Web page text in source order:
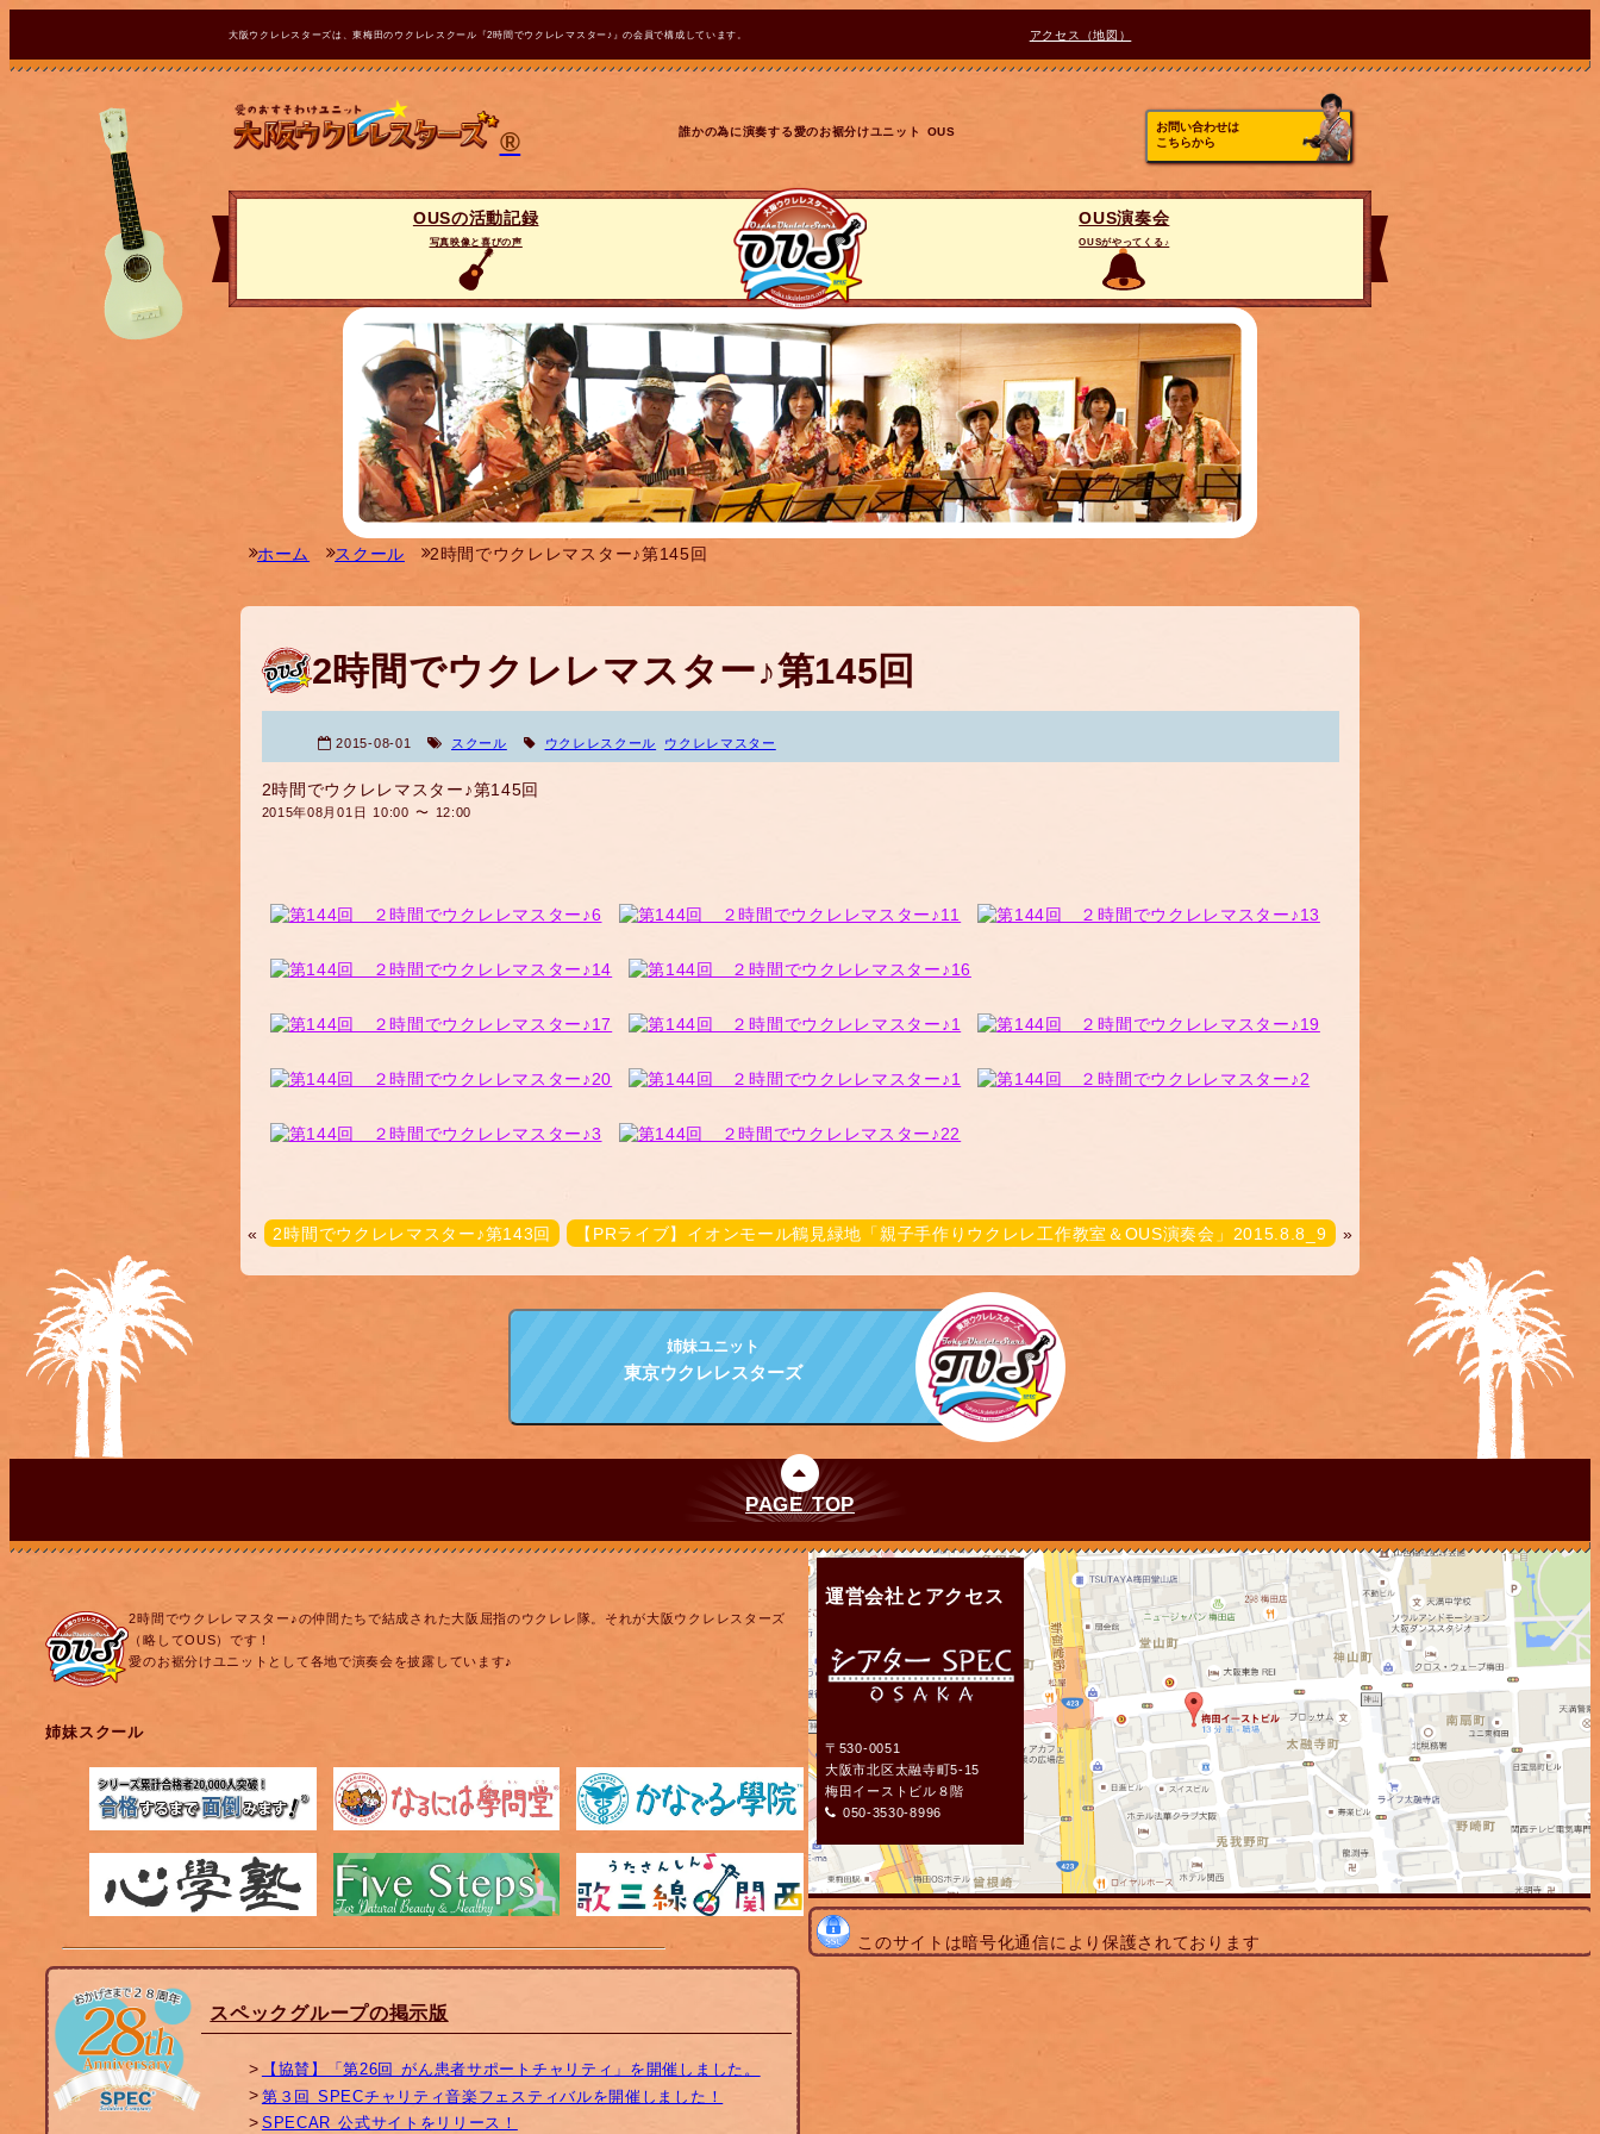
大阪ウクレレスターズは、東梅田のウクレレスクール『2時間でウクレレマスター♪』の会員で構成しています。 アクセス（地図）
® 誰かの為に演奏する愛のお裾分けユニット OUS
お問い合わせは
こちらから
OUSの活動記録
写真映像と喜びの声
OUS演奏会
OUSがやってくる♪
ホーム スクール 2時間でウクレレマスター♪第145回
2時間でウクレレマスター♪第145回
2015-08-01 スクール ウクレレスクール ウクレレマスター
2時間でウクレレマスター♪第145回
2015年08月01日 10:00 〜 12:00
« 2時間でウクレレマスター♪第143回 【PRライブ】イオンモール鶴見緑地「親子手作りウクレレ工作教室＆OUS演奏会」2015.8.8_9 »
姉妹ユニット
東京ウクレレスターズ
PAGE TOP
2時間でウクレレマスター♪の仲間たちで結成された大阪屈指のウクレレ隊。それが大阪ウクレレスターズ
（略してOUS）です！
愛のお裾分けユニットとして各地で演奏会を披露しています♪
姉妹スクール
スペックグループの掲示版
【協賛】「第26回 がん患者サポートチャリティ」を開催しました。
第３回 SPECチャリティ音楽フェスティバルを開催しました！
SPECAR 公式サイトをリリース！
運営会社とアクセス
〒530-0051
大阪市北区太融寺町5-15
梅田イーストビル８階
050-3530-8996
このサイトは暗号化通信により保護されております